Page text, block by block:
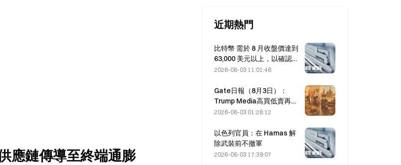
應鏈傳導至終端通膨
近期熱門
比特幣 需於 8 月收盤價達到
63,000 美元以上，以確認熊
市底部；10 倍研究指出
2026-08-03 11:01:46
Gate日報（8月3日）：
Trump Media高買低賣再轉
2628枚比特幣；莫斯科加密
2026-08-03 01:28:12
以色列官員：在 Hamas 解
除武裝前不撤軍
2026-08-03 17:39:07